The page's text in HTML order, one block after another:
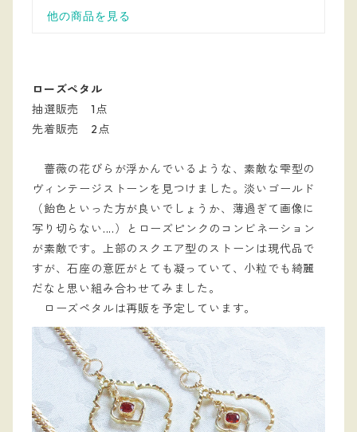
ローズペタル
抽選販売 1点
先着販売 2点
薔薇の花びらが浮かんでいるような、素敵な雫型の
ヴィンテージストーンを見つけました。淡いゴールド
（飴色といった方が良いでしょうか、薄過ぎて画像に
写り切らない....）とローズピンクのコンビネーション
が素敵です。上部のスクエア型のストーンは現代品で
すが、石座の意匠がとても凝っていて、小粒でも綺麗
だなと思い組み合わせてみました。
ローズペタルは再販を予定しています。